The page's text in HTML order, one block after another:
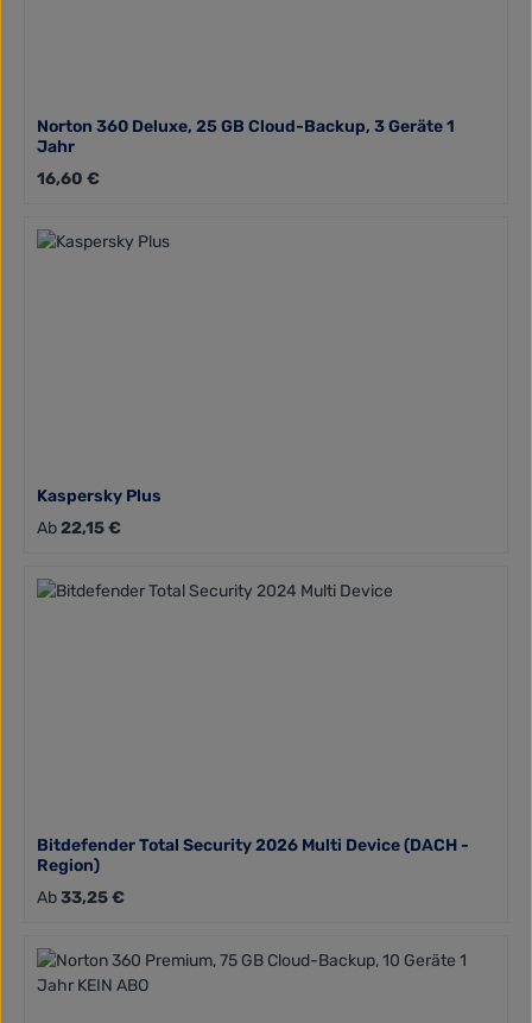
Norton 360 Deluxe, 25 GB Cloud-Backup, 3 Geräte 1
Jahr
Regulärer Preis:
16,60 €
Kaspersky Plus
Regulärer Preis:
Ab22,15 €
Bitdefender Total Security 2026 Multi Device (DACH -
Region)
Regulärer Preis:
Ab33,25 €